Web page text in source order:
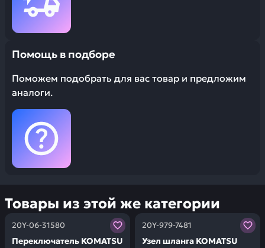
Помощь в подборе
Поможем подобрать для вас товар и предложим
аналоги.
Товары из этой же категории
20Y-06-31580
Переключатель KOMATSU
Заказывая запчасти у нас, вы получаете гарантию
20Y-979-7481
Узел шланга KOMATSU
Заказывая запчасти у